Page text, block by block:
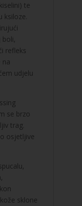
te
ksiloze.
refleks
na
udjelu
se brzo
trag.
osjetljive
sklone